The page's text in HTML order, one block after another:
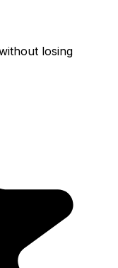
losing